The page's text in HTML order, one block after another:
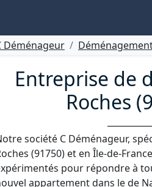
Déménageur
Entreprise de
Roches
société C Déménageur,
(91750) et en Île-de-
pour répondre à
appartement dans le de